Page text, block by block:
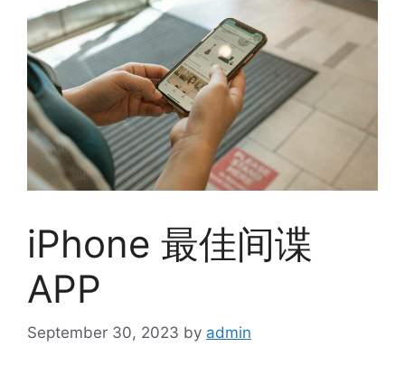
iPhone 最佳间谍
APP
September 30, 2023 by admin